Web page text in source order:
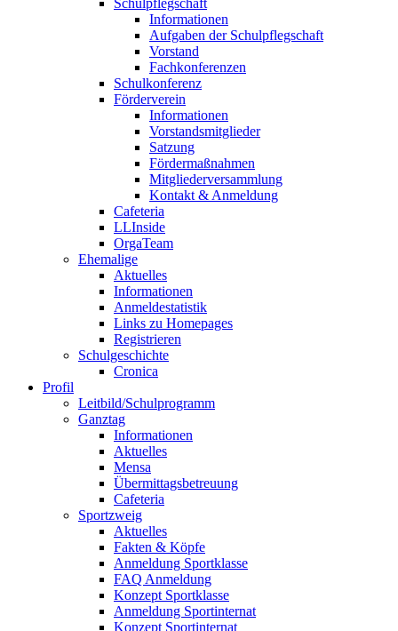
Schulpflegschaft
Informationen
Aufgaben der Schulpflegschaft
Vorstand
Fachkonferenzen
Schulkonferenz
Förderverein
Informationen
Vorstandsmitglieder
Satzung
Fördermaßnahmen
Mitgliederversammlung
Kontakt & Anmeldung
Cafeteria
LLInside
OrgaTeam
Ehemalige
Aktuelles
Informationen
Anmeldestatistik
Links zu Homepages
Registrieren
Schulgeschichte
Cronica
Profil
Leitbild/Schulprogramm
Ganztag
Informationen
Aktuelles
Mensa
Übermittagsbetreuung
Cafeteria
Sportzweig
Aktuelles
Fakten & Köpfe
Anmeldung Sportklasse
FAQ Anmeldung
Konzept Sportklasse
Anmeldung Sportinternat
Konzept Sportinternat